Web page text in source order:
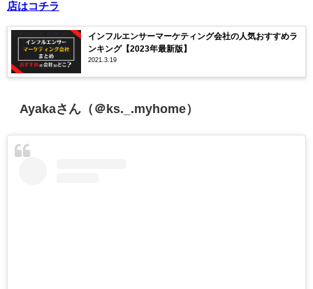
店はコチラ
インフルエンサーマーケティング会社の人気おすすめラ
ンキング【2023年最新版】
2021.3.19
Ayakaさん（＠ks._.myhome）